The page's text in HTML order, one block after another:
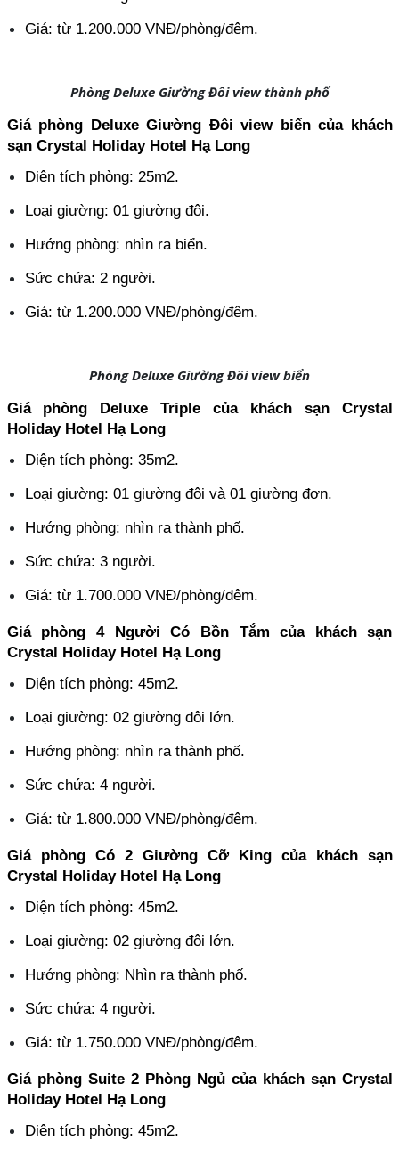
Giá: từ 1.200.000 VNĐ/phòng/đêm.
Phòng Deluxe Giường Đôi view thành phố
Giá phòng Deluxe Giường Đôi view biển của khách
sạn Crystal Holiday Hotel Hạ Long
Diện tích phòng: 25m2.
Loại giường: 01 giường đôi.
Hướng phòng: nhìn ra biển.
Sức chứa: 2 người.
Giá: từ 1.200.000 VNĐ/phòng/đêm.
Phòng Deluxe Giường Đôi view biển
Giá phòng Deluxe Triple của khách sạn Crystal
Holiday Hotel Hạ Long
Diện tích phòng: 35m2.
Loại giường: 01 giường đôi và 01 giường đơn.
Hướng phòng: nhìn ra thành phố.
Sức chứa: 3 người.
Giá: từ 1.700.000 VNĐ/phòng/đêm.
Giá phòng 4 Người Có Bồn Tắm của khách sạn
Crystal Holiday Hotel Hạ Long
Diện tích phòng: 45m2.
Loại giường: 02 giường đôi lớn.
Hướng phòng: nhìn ra thành phố.
Sức chứa: 4 người.
Giá: từ 1.800.000 VNĐ/phòng/đêm.
Giá phòng Có 2 Giường Cỡ King của khách sạn
Crystal Holiday Hotel Hạ Long
Diện tích phòng: 45m2.
Loại giường: 02 giường đôi lớn.
Hướng phòng: Nhìn ra thành phố.
Sức chứa: 4 người.
Giá: từ 1.750.000 VNĐ/phòng/đêm.
Giá phòng Suite 2 Phòng Ngủ của khách sạn Crystal
Holiday Hotel Hạ Long
Diện tích phòng: 45m2.